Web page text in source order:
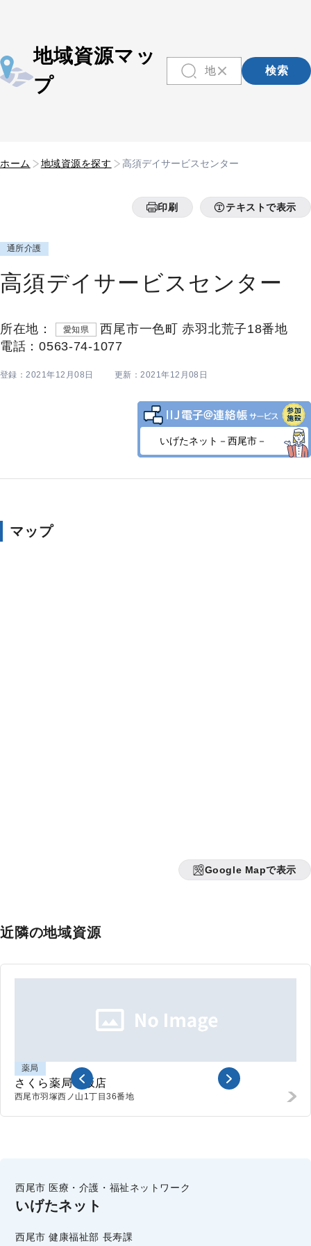
地域資源マッ
プ
検索
ホーム 地域資源を探す 高須デイサービスセンター
印刷 テキストで表示
通所介護
高須デイサービスセンター
所在地： 愛知県
西尾市一色町 赤羽北荒子18番地
電話：0563-74-1077
登録：2021年12月08日 更新：2021年12月08日
いげたネット－西尾市－
マップ
Google Mapで表示
近隣の地域資源
薬局
さくら薬局平坂店
西尾市羽塚西ノ山 1丁目36番地
西尾市 医療・介護・福祉ネットワーク
いげたネット
西尾市 健康福祉部 長寿課